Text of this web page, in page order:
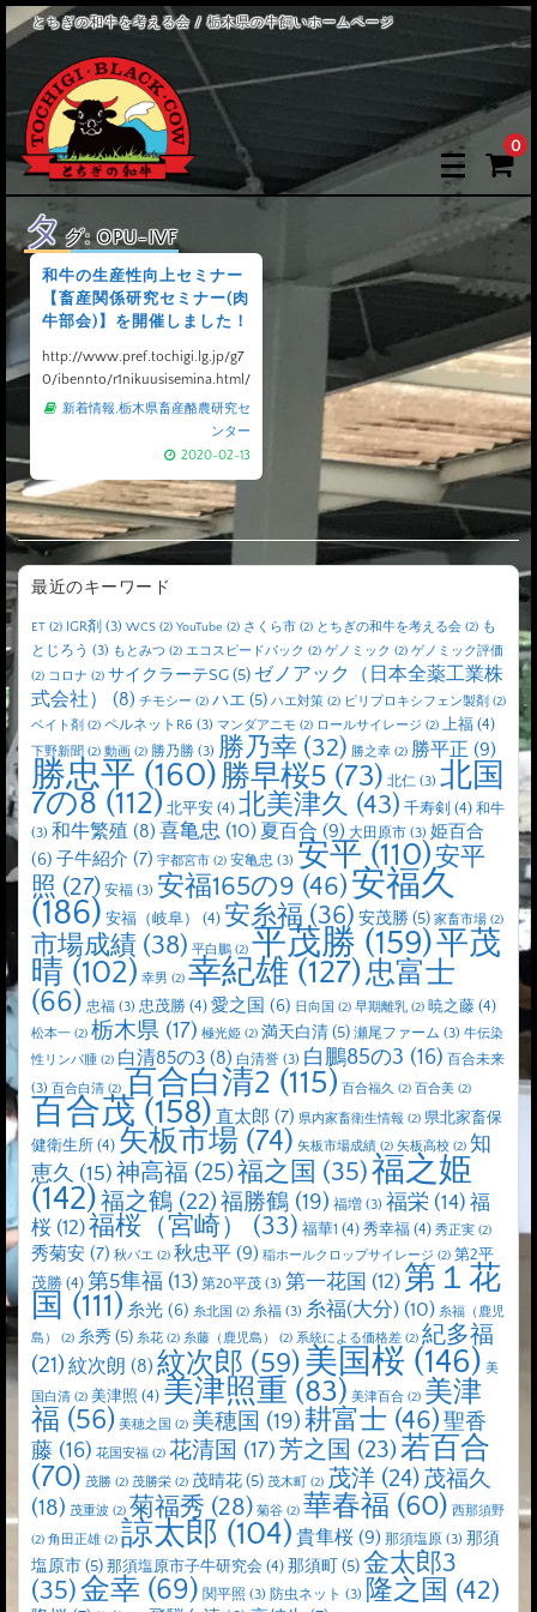
とちぎの和牛を考える会 / 栃木県の牛飼いホームページ
0
タグ:OPU-IVF
和牛の生産性向上セミナー
【畜産関係研究セミナー(肉
牛部会)】を開催しました！
http://www.pref.tochigi.lg.jp/g7
0/ibennto/r1nikuusisemina.html/
新着情報,栃木県畜産酪農研究セ
ンター
2020-02-13
最近のキーワード
ET (2) IGR剤 (3) WCS (2) YouTube (2) さくら市 (2) とちぎの和牛を考える会 (2) も
とじろう (3) もとみつ (2) エコスピードパック (2) ゲノミック (2) ゲノミック評価
(2) コロナ (2) サイクラーテSG(5) ゼノアック（日本全薬工業株
式会社）
(8) チモシー (2) ハエ (5) ハエ対策 (2) ピリプロキシフェン製剤 (2)
ベイト剤 (2) ペルネットR6 (3) マンダアニモ (2) ロールサイレージ (2) 上福 (4)
下野新聞 (2) 動画 (2) 勝乃勝 (3) 勝乃幸 (32) 勝之幸 (2) 勝平正 (9)
勝忠平 (160)勝早桜5 (73) 北仁 (3) 北国
7の8 (112) 北平安 (4) 北美津久 (43) 千寿剣 (4) 和牛
(3) 和牛繁殖 (8) 喜亀忠 (10) 夏百合 (9) 大田原市 (3) 姫百合
(6) 子牛紹介 (7) 宇都宮市 (2) 安亀忠 (3) 安平 (110)安平
照 (27) 安福 (3) 安福165の9 (46)安福久
(186) 安福（岐阜） (4) 安糸福 (36) 安茂勝 (5) 家畜市場 (2)
市場成績 (38) 平白鵬 (2) 平茂勝 (159)平茂
晴 (102) 幸男 (2) 幸紀雄 (127)忠富士
(66) 忠福 (3) 忠茂勝 (4) 愛之国 (6) 日向国 (2) 早期離乳 (2) 暁之藤 (4)
松本一 (2) 栃木県 (17) 極光姫 (2) 満天白清(5) 瀬尾ファーム (3) 牛伝染
性リンパ腫 (2) 白清85の3 (8) 白清誉 (3) 白鵬85の3 (16) 百合未来
(3) 百合白清 (2) 百合白清2 (115) 百合福久 (2) 百合美 (2)
百合茂 (158) 直太郎 (7) 県内家畜衛生情報 (2) 県北家畜保
健衛生所 (4) 矢板市場 (74) 矢板市場成績 (2) 矢板高校 (2) 知
恵久 (15) 神高福 (25)福之国 (35)福之姫
(142)福之鶴 (22)福勝鶴 (19) 福増 (3) 福栄 (14) 福
桜 (12)福桜（宮崎） (33) 福華1 (4) 秀幸福 (4) 秀正実 (2)
秀菊安 (7) 秋バエ (2) 秋忠平 (9) 稲ホールクロップサイレージ (2) 第2平
茂勝 (4) 第5隼福 (13) 第20平茂 (3) 第一花国 (12) 第１花
国 (111) 糸光 (6) 糸北国 (2) 糸福 (3) 糸福(大分) (10) 糸福（鹿児
島）
(2) 糸秀 (5) 糸花 (2) 糸藤（鹿児島） (2) 系統による価格差 (2) 紀多福
(21) 紋次朗 (8) 紋次郎 (59)美国桜 (146) 美
国白清 (2) 美津照 (4) 美津照重 (83) 美津百合 (2) 美津
福 (56) 美穂之国 (2) 美穂国 (19)耕富士 (46)聖香
藤 (16) 花国安福 (2) 花清国 (17)芳之国 (23)若百合
(70) 茂勝 (2) 茂勝栄 (2) 茂晴花(5) 茂木町 (2) 茂洋 (24)茂福久
(18) 茂重波 (2) 菊福秀 (28) 菊谷 (2) 華春福 (60) 西那須野
(2) 角田正雄 (2) 諒太郎 (104) 貴隼桜 (9) 那須塩原 (3) 那須
塩原市(5) 那須塩原市子牛研究会 (4) 那須町 (5)金太郎3
(35)金幸 (69) 関平照 (3) 防虫ネット (3) 隆之国 (42)